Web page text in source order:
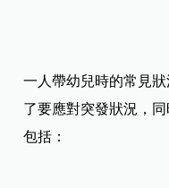
一人帶幼兒時的常見
了要應對突發狀況，
包括：